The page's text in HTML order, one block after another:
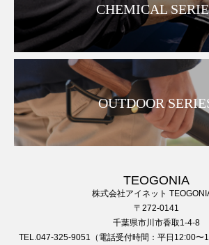
CHEMICAL
OUTDOOR
TEOGONIA
株式会社アイネット
〒272-0141
千葉県市川市香取1-4-8
TEL.047-325-9051（電話受付時間：平日12:00〜